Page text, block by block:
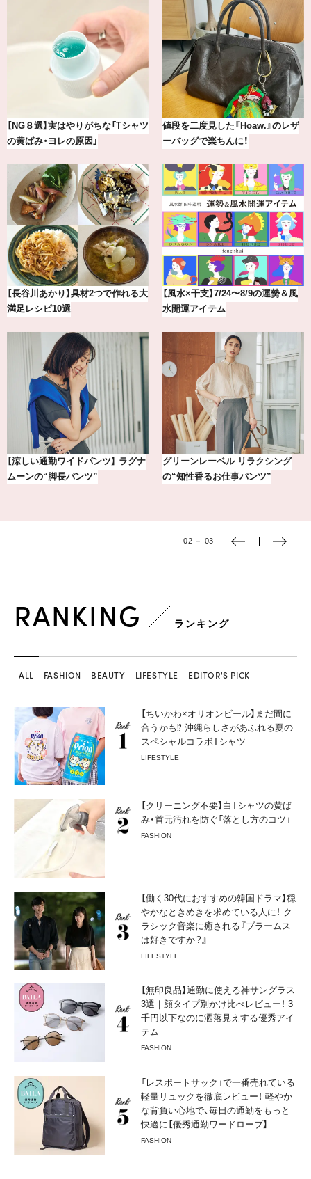
最新版！東京都内のおしゃれな朝活
カフェ＆モーニング9選
冷凍宅配食【nosh-ナッシュ】で叶
える、がんばる私の「がん…
【2026年8月】鏡リュウジの12星座
別占い
気分が上がる「フルラ」のアイウェ
アを「眼鏡市場」で探して。
【BAILA×OMO】ウオズミアミ描き
下ろし！金沢の旅リスト
おしゃれが即決まる！真夏の着こ
し7選【1週間コーデまとめ】
02 － 03
RANKING ランキング
ALL FASHION BEAUTY LIFESTYLE EDITOR'S PICK
【ちいかわ×オリオンビール】まだ間に
合うかも⁉︎ 沖縄らしさがあふれる夏の
スペシャルコラボTシャツ
LIFESTYLE
【クリーニング不要】白Tシャツの黄ば
み・首元汚れを防ぐ「落とし方のコツ」
FASHION
【働く30代におすすめの韓国ドラマ】穏
やかなときめきを求めている人に！ ク
ラシック音楽に癒される『ブラームス
は好きですか？』
LIFESTYLE
【無印良品】通勤に使える神サングラス
3選｜顔タイプ別かけ比べレビュー！ 3
千円以下なのに洒落見えする優秀アイ
テム
FASHION
「レスポートサック」で一番売れている
軽量リュックを徹底レビュー！ 軽やか
な背負い心地で、毎日の通勤をもっと
快適に【優秀通勤ワードローブ】
FASHION